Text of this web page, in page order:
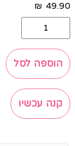
49.90
₪
הוספה לסל
קנה עכשיו